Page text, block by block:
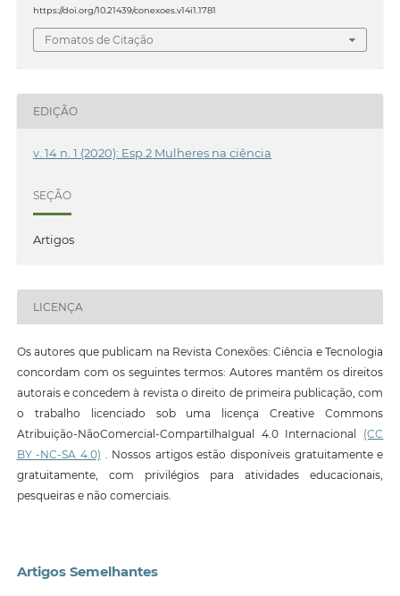
https://doi.org/10.21439/conexoes.v14i1.1781
Fomatos de Citação
EDIÇÃO
v. 14 n. 1 (2020): Esp.2 Mulheres na ciência
SEÇÃO
Artigos
LICENÇA
Os autores que publicam na Revista Conexões: Ciência e Tecnologia
concordam com os seguintes termos: Autores mantêm os direitos
autorais e concedem à revista o direito de primeira publicação, com
o trabalho licenciado sob uma licença Creative Commons
Atribuição-NãoComercial-CompartilhaIgual 4.0 Internacional (CC
BY -NC-SA 4.0) . Nossos artigos estão disponíveis gratuitamente e
gratuitamente, com privilégios para atividades educacionais,
pesqueiras e não comerciais.
Artigos Semelhantes